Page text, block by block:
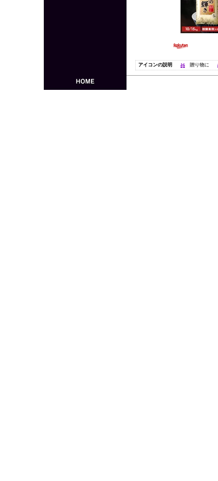
アイコンの説明 贈り物に